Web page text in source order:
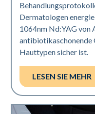
Dermatologen
1064nm Nd:YAG von
antibiotikaschonende
Hauttypen sicher ist.
LESEN SIE MEHR